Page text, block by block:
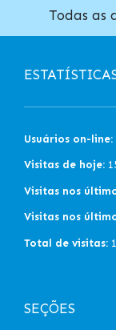
Todas as
Usuários on-line:
Visitas de hoje:
Visitas nos
Visitas nos
Total de visitas:
SEÇÕES